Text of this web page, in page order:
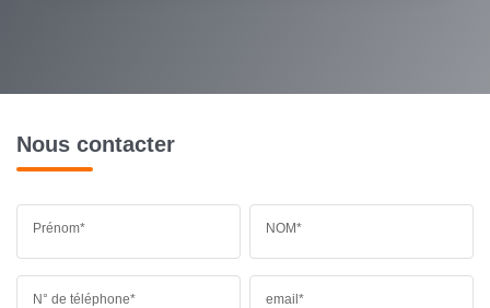
Nous contacter
Prénom* NOM*
N° de téléphone* email*